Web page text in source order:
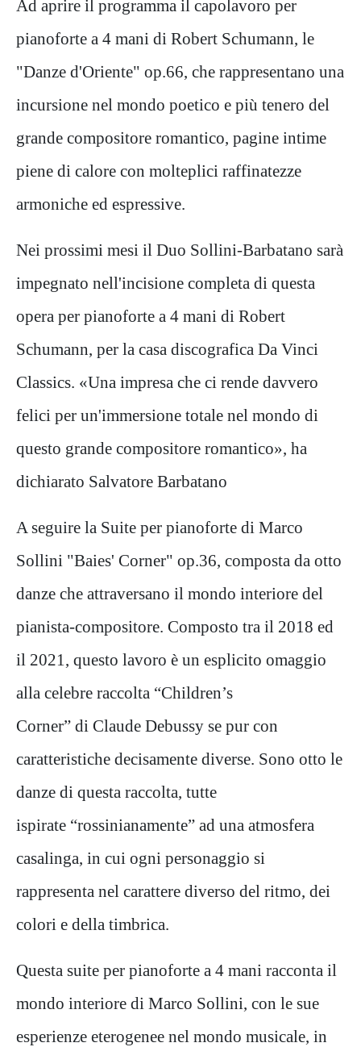
Ad aprire il programma il capolavoro per
pianoforte a 4 mani di Robert Schumann, le
"Danze d'Oriente" op.66, che rappresentano una
incursione nel mondo poetico e più tenero del
grande compositore romantico, pagine intime
piene di calore con molteplici raffinatezze
armoniche ed espressive.
Nei prossimi mesi il Duo Sollini-Barbatano sarà
impegnato nell'incisione completa di questa
opera per pianoforte a 4 mani di Robert
Schumann, per la casa discografica Da Vinci
Classics. «Una impresa che ci rende davvero
felici per un'immersione totale nel mondo di
questo grande compositore romantico», ha
dichiarato Salvatore Barbatano
A seguire la Suite per pianoforte di Marco
Sollini "Baies' Corner" op.36, composta da otto
danze che attraversano il mondo interiore del
pianista-compositore. Composto tra il 2018 ed
il 2021, questo lavoro è un esplicito omaggio
alla celebre raccolta “Children’s
Corner” di Claude Debussy se pur con
caratteristiche decisamente diverse. Sono otto le
danze di questa raccolta, tutte
ispirate “rossinianamente” ad una atmosfera
casalinga, in cui ogni personaggio si
rappresenta nel carattere diverso del ritmo, dei
colori e della timbrica.
Questa suite per pianoforte a 4 mani racconta il
mondo interiore di Marco Sollini, con le sue
esperienze eterogenee nel mondo musicale, in